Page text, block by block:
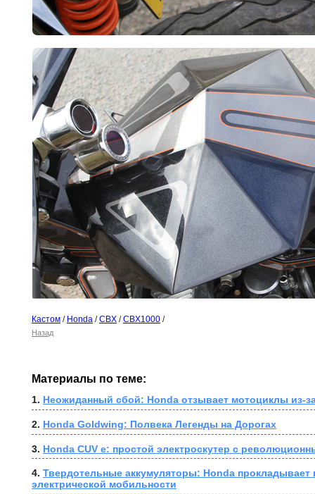
Кастом / Honda /CBX /CBX1000 /
Назад
Материалы по теме:
1. Неожиданный сбой: Honda отзывает мотоциклы из-
2. Honda Goldwing: Полвека Легенды на Дорогах
3. Honda CUV e: простой электроскутер с
4. Твердотельные аккумуляторы: Honda прокладывает
электрической мобильности